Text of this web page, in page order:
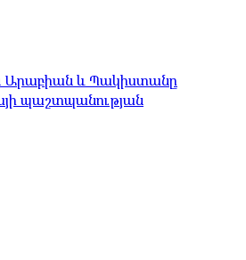
Արաբիան և Պակիստանը
պաշտպանության